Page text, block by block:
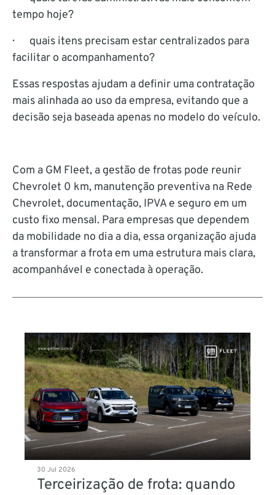
tempo hoje?
· quais itens precisam estar centralizados para
facilitar o acompanhamento?
Essas respostas ajudam a definir uma contratação
mais alinhada ao uso da empresa, evitando que a
decisão seja baseada apenas no modelo do veículo.
Com a GM Fleet, a gestão de frotas pode reunir
Chevrolet 0 km, manutenção preventiva na Rede
Chevrolet, documentação, IPVA e seguro em um
custo fixo mensal. Para empresas que dependem
da mobilidade no dia a dia, essa organização ajuda
a transformar a frota em uma estrutura mais clara,
acompanhável e conectada à operação.
30 Jul 2026
Terceirização de frota: quando